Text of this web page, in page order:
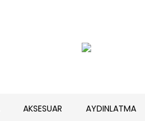
AKSESUAR AYDINLATMA